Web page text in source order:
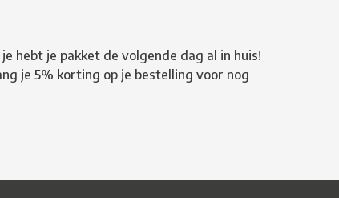
hebt je pakket de volgende dag al in huis!
je 5% korting op je bestelling voor nog